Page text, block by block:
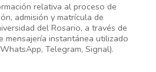
relativa al proceso de
admisión y matrícula de
del Rosario, a través de
mensajería instantánea utilizado
Telegram, Signal).